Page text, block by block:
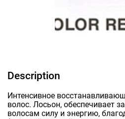
Description
Интенсивное
волос. Лосьон, обеспечивает
волосам силу и энергию,